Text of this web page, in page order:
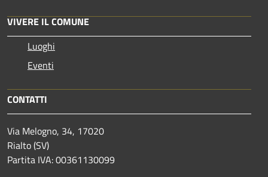
VIVERE IL COMUNE
Luoghi
Eventi
CONTATTI
Via Melogno, 34, 17020
Rialto (SV)
Partita IVA: 00361130099